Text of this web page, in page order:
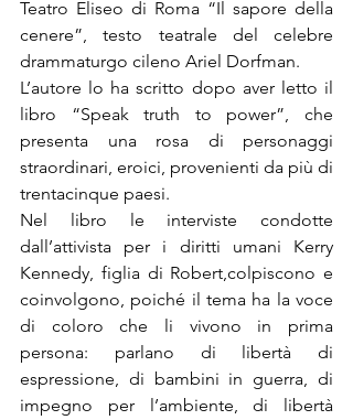
Teatro Eliseo di Roma “Il sapore della
cenere”, testo teatrale del celebre
drammaturgo cileno Ariel Dorfman.
L’autore lo ha scritto dopo aver letto il
libro “Speak truth to power”, che
presenta una rosa di personaggi
straordinari, eroici, provenienti da più di
trentacinque paesi.
Nel libro le interviste condotte
dall’attivista per i diritti umani Kerry
Kennedy, figlia di Robert,colpiscono e
coinvolgono, poiché il tema ha la voce
di coloro che li vivono in prima
persona: parlano di libertà di
espressione, di bambini in guerra, di
impegno per l’ambiente, di libertà